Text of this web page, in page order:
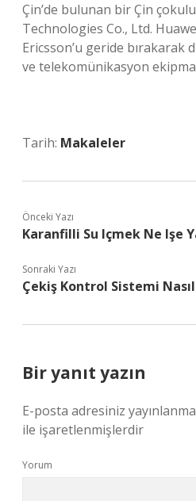
Çin’de bulunan bir Çin
Technologies Co., Ltd.
Ericsson’u geride bırakarak
ve telekomünikasyon
Tarih: Makaleler
Önceki Yazı
Karanfilli Su Içmek Ne Işe
Sonraki Yazı
Çekiş Kontrol Sistemi Nasıl
Bir yanıt yazın
E-posta adresiniz
ile işaretlenmişlerdir
Yorum